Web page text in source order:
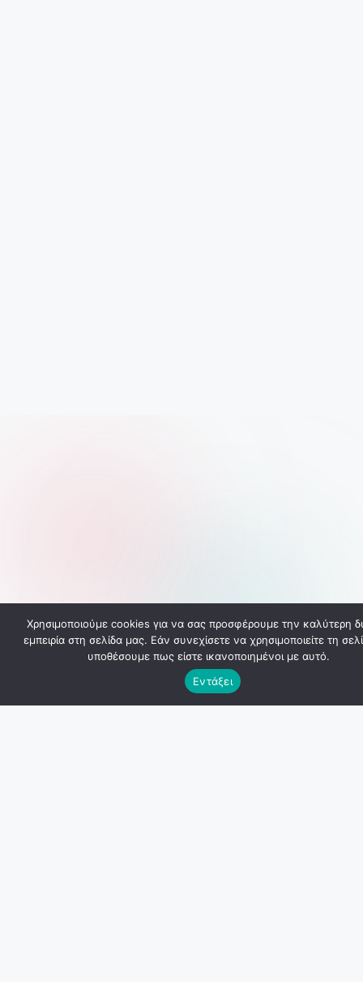
Χρησιμοποιούμε cookies για να σας προσφέρουμε την καλύτερη
εμπειρία στη σελίδα μας. Εάν συνεχίσετε να χρησιμοποιείτε τη
υποθέσουμε πως είστε ικανοποιημένοι με αυτό.
Εντάξει